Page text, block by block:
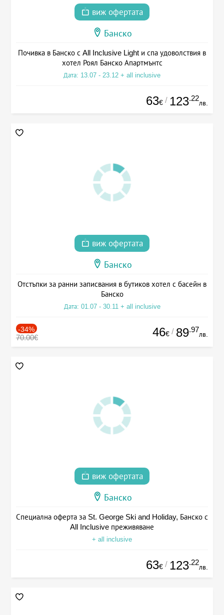
виж офертата
Банско
Почивка в Банско с All Inclusive Light и спа удоволствия в
хотел Роял Банско Апартмънтс
Дата: 13.07 - 23.12 + all inclusive
63€ / 123.22
лв.
виж офертата
Банско
Отстъпки за ранни записвания в бутиков хотел с басейн в
Банско
Дата: 01.07 - 30.11 + all inclusive
-34%
70.00€ 46€ / 89.97
лв.
виж офертата
Банско
Специална оферта за St. George Ski and Holiday, Банско с
All Inclusive преживяване
+ all inclusive
63€ / 123.22
лв.